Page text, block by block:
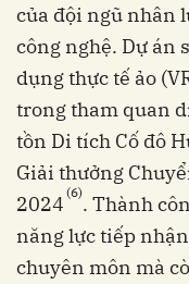
của đội ngũ nhân
công nghệ. Dự án
dụng thực tế ảo
trong tham quan
tồn Di tích Cố đô
Giải thưởng
2024 (6). Thành
năng lực tiếp
chuyên môn mà